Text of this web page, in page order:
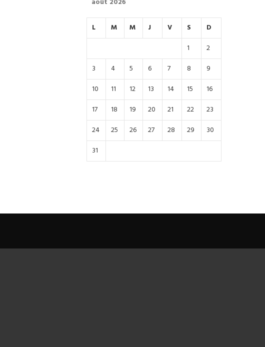
août 2026
L M M J V S
D
1
2
3
4 5 6 7 8
9
10
11 12 13 14 15
16
17
18 19 20 21 22
23
24
25 26 27 28 29
30
31